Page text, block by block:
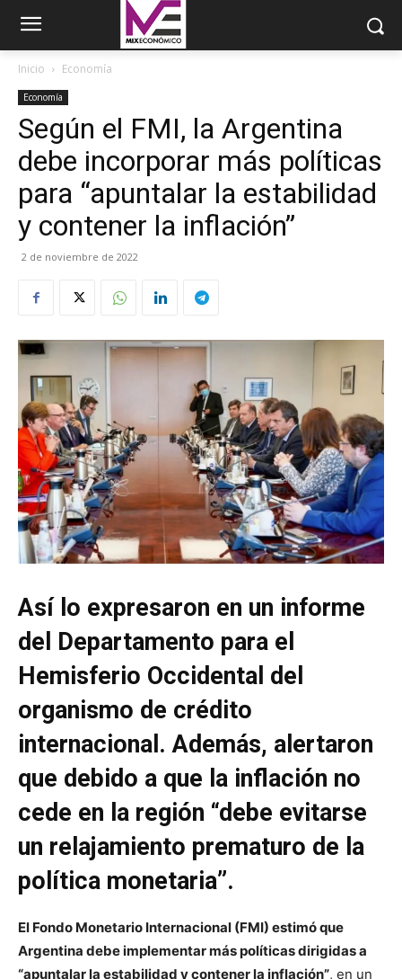
Inicio Economía
Economía
Según el FMI, la Argentina
debe incorporar más políticas
para “apuntalar la estabilidad
y contener la inflación”
2 de noviembre de 2022
Así lo expresaron en un informe
del Departamento para el
Hemisferio Occidental del
organismo de crédito
internacional. Además, alertaron
que debido a que la inflación no
cede en la región “debe evitarse
un relajamiento prematuro de la
política monetaria”.
El Fondo Monetario Internacional (FMI) estimó que
Argentina debe implementar más políticas dirigidas a
“apuntalar la estabilidad y contener la inflación”, en un